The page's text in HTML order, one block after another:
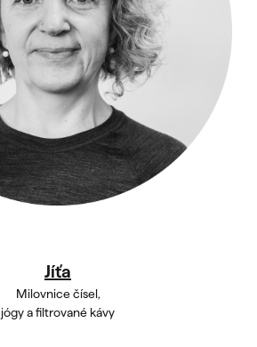
Jíťa
Milovnice čísel,
jógy a filtrované kávy